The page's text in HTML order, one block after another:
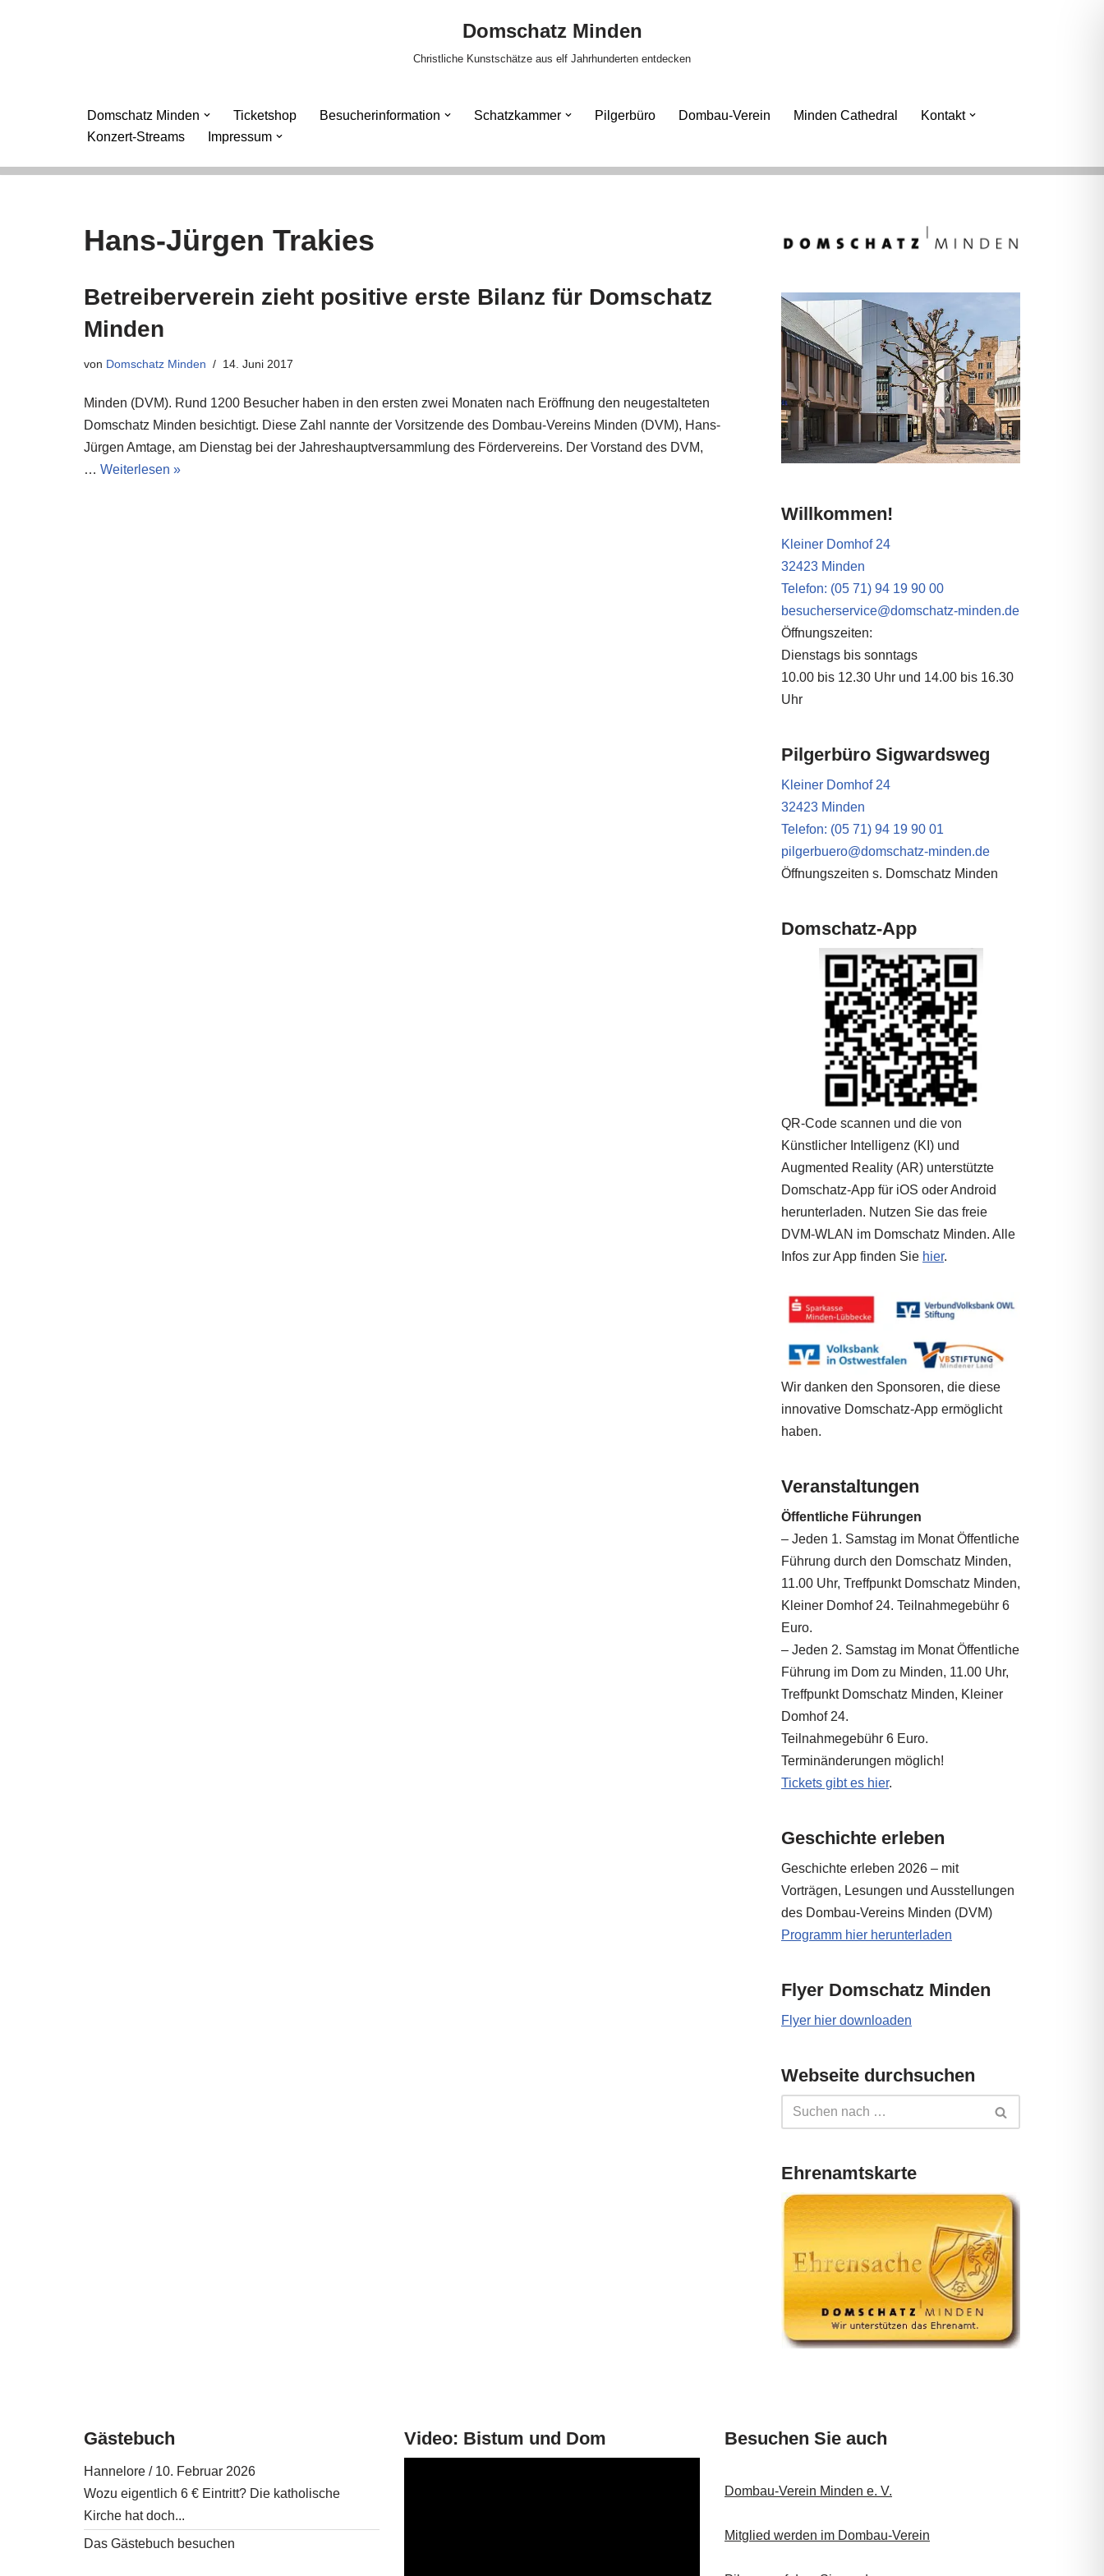
Domschatz Minden
Christliche Kunstschätze aus elf Jahrhunderten entdecken
Domschatz Minden Ticketshop Besucherinformation Schatzkammer Pilgerbüro Dombau-Verein Minden Cathedral
Kontakt
Konzert-Streams
Impressum
Hans-Jürgen Trakies
Betreiberverein zieht positive erste Bilanz für Domschatz
Minden
von Domschatz Minden 14. Juni 2017
Minden (DVM). Rund 1200 Besucher haben in den ersten zwei Monaten nach Eröffnung den neugestalteten
Domschatz Minden besichtigt. Diese Zahl nannte der Vorsitzende des Dombau-Vereins Minden (DVM), Hans-
Jürgen Amtage, am Dienstag bei der Jahreshauptversammlung des Fördervereins. Der Vorstand des DVM,
… Weiterlesen »
Willkommen!
Kleiner Domhof 24
32423 Minden
Telefon: (05 71) 94 19 90 00
besucherservice@domschatz-minden.de
Öffnungszeiten:
Dienstags bis sonntags
10.00 bis 12.30 Uhr und 14.00 bis 16.30
Uhr
Pilgerbüro Sigwardsweg
Kleiner Domhof 24
32423 Minden
Telefon: (05 71) 94 19 90 01
pilgerbuero@domschatz-minden.de
Öffnungszeiten s. Domschatz Minden
Domschatz-App
QR-Code scannen und die von
Künstlicher Intelligenz (KI) und
Augmented Reality (AR) unterstützte
Domschatz-App für iOS oder Android
herunterladen. Nutzen Sie das freie
DVM-WLAN im Domschatz Minden. Alle
Infos zur App finden Sie hier.
Wir danken den Sponsoren, die diese
innovative Domschatz-App ermöglicht
haben.
Veranstaltungen
Öffentliche Führungen
– Jeden 1. Samstag im Monat Öffentliche
Führung durch den Domschatz Minden,
11.00 Uhr, Treffpunkt Domschatz Minden,
Kleiner Domhof 24. Teilnahmegebühr 6
Euro.
– Jeden 2. Samstag im Monat Öffentliche
Führung im Dom zu Minden, 11.00 Uhr,
Treffpunkt Domschatz Minden, Kleiner
Domhof 24.
Teilnahmegebühr 6 Euro.
Terminänderungen möglich!
Tickets gibt es hier.
Geschichte erleben
Geschichte erleben 2026 – mit
Vorträgen, Lesungen und Ausstellungen
des Dombau-Vereins Minden (DVM)
Programm hier herunterladen
Flyer Domschatz Minden
Flyer hier downloaden
Webseite durchsuchen
Ehrenamtskarte
Gästebuch
Hannelore / 10. Februar 2026
Wozu eigentlich 6 € Eintritt? Die katholische
Kirche hat doch...
Das Gästebuch besuchen
Video: Bistum und Dom Besuchen Sie auch
Dombau-Verein Minden e. V.
Mitglied werden im Dombau-Verein